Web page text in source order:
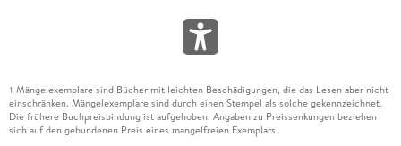
1 Mängelexemplare sind Bücher mit leichten Beschädigungen, die das Lesen aber nicht
einschränken. Mängelexemplare sind durch einen Stempel als solche gekennzeichnet.
Die frühere Buchpreisbindung ist aufgehoben. Angaben zu Preissenkungen beziehen
sich auf den gebundenen Preis eines mangelfreien Exemplars.